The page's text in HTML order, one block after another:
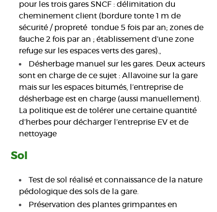
pour les trois gares SNCF : délimitation du
cheminement client (bordure tonte 1 m de
sécurité / propreté tondue 5 fois par an; zones de
fauche 2 fois par an ; établissement d’une zone
refuge sur les espaces verts des gares).,
Désherbage manuel sur les gares. Deux acteurs
sont en charge de ce sujet : Allavoine sur la gare
mais sur les espaces bitumés, l’entreprise de
désherbage est en charge (aussi manuellement).
La politique est de tolérer une certaine quantité
d’herbes pour décharger l’entreprise EV et de
nettoyage
Sol
Test de sol réalisé et connaissance de la nature
pédologique des sols de la gare.
Préservation des plantes grimpantes en